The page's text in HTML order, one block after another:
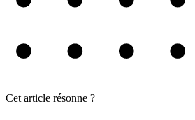
Cet article résonne ?